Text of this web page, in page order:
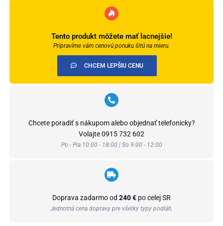
Tento produkt môžete mať lacnejšie!
Pripravíme vám cenovú ponuku šitú na mieru.
CHCEM LEPŠIU CENU
Chcete poradiť s nákupom alebo objednať telefonicky?
Volajte0915 732 602
Po - Pia 10:00 - 18:00 | So 9:00 - 12:00
Doprava zadarmo od 240 € po celej SR
Jednotná cena dopravy pre všetky typy podláh.